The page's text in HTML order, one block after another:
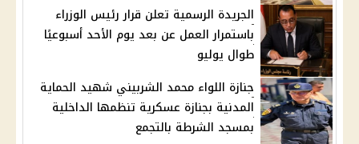
الجريدة الرسمية تعلن قرار رئيس الوزراء
باستمرار العمل عن بعد يوم الأحد أسبوعيًا
طوال يوليو
جنازة اللواء محمد الشربيني شهيد الحماية
المدنية بجنازة عسكرية تنظمها الداخلية
بمسجد الشرطة بالتجمع